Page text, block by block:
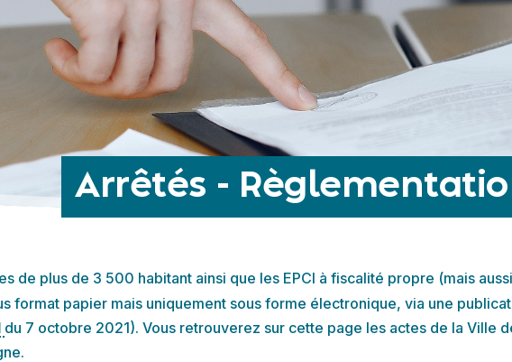
Arrêtés -
de plus de 3 500 habitant ainsi que les EPCI à fiscalité propre (mais
format papier mais uniquement sous forme électronique, via une
du 7 octobre 2021). Vous retrouverez sur cette page les actes de la Ville